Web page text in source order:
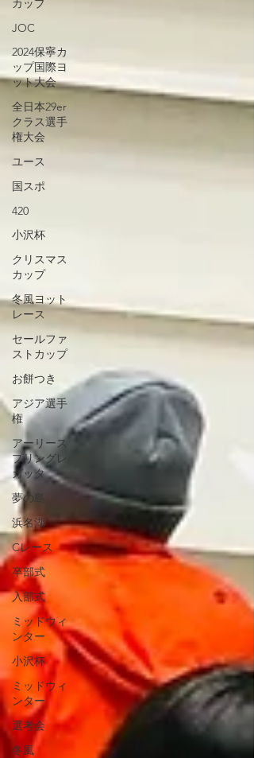
カップ
JOC
2024保寧カ
ップ国際ヨ
ット大会
全日本29er
クラス選手
権大会
ユース
国スポ
420
小沢杯
クリスマス
カップ
冬風ヨット
レース
セールファ
ストカップ
お餅つき
アジア選手
権
アーリース
プリングレ
ガッタ
夢の島
浜名湖
Cレース
卒部式
入部式
ミッドウィ
ンター
小沢杯
ミッドウィ
ンター
選考会
冬風